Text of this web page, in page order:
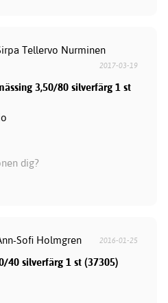
Tellervo Nurminen
2017-03-19
3,50/80 silverfärg 1 st
dig?
Sofi Holmgren 2016-01-25
40 silverfärg 1 st (37305)